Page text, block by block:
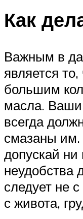
Как
Важным в
является
большим
масла. Ваши
всегда
смазаны им.
допускай
неудобства
следует не с
с живота,